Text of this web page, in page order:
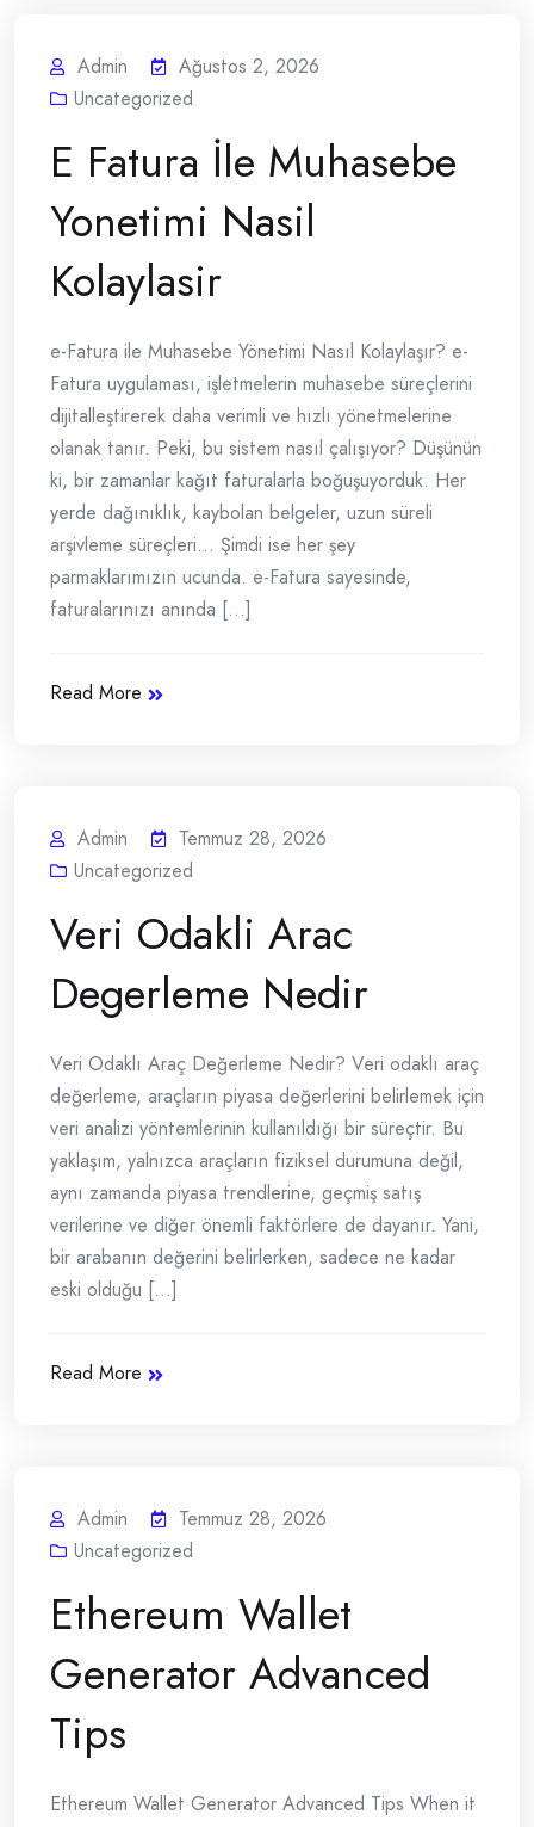
Admin
Ağustos 2, 2026
Uncategorized
E Fatura İle Muhasebe
Yonetimi Nasil
Kolaylasir
e-Fatura ile Muhasebe Yönetimi Nasıl Kolaylaşır? e-
Fatura uygulaması, işletmelerin muhasebe süreçlerini
dijitalleştirerek daha verimli ve hızlı yönetmelerine
olanak tanır. Peki, bu sistem nasıl çalışıyor? Düşünün
ki, bir zamanlar kağıt faturalarla boğuşuyorduk. Her
yerde dağınıklık, kaybolan belgeler, uzun süreli
arşivleme süreçleri… Şimdi ise her şey
parmaklarımızın ucunda. e-Fatura sayesinde,
faturalarınızı anında [...]
Read More
Admin
Temmuz 28, 2026
Uncategorized
Veri Odakli Arac
Degerleme Nedir
Veri Odaklı Araç Değerleme Nedir? Veri odaklı araç
değerleme, araçların piyasa değerlerini belirlemek için
veri analizi yöntemlerinin kullanıldığı bir süreçtir. Bu
yaklaşım, yalnızca araçların fiziksel durumuna değil,
aynı zamanda piyasa trendlerine, geçmiş satış
verilerine ve diğer önemli faktörlere de dayanır. Yani,
bir arabanın değerini belirlerken, sadece ne kadar
eski olduğu [...]
Read More
Admin
Temmuz 28, 2026
Uncategorized
Ethereum Wallet
Generator Advanced
Tips
Ethereum Wallet Generator Advanced Tips When it